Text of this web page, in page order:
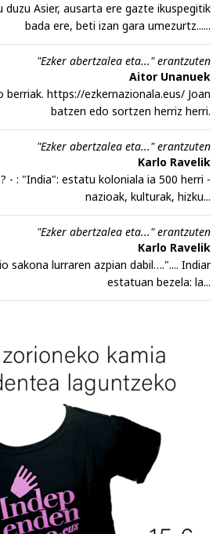
Asier, ausarta ere gazte ikuspegitik
bada ere, beti izan gara umezurtz......
"Ezker abertzalea eta..." erantzuten
Aitor Unanuek
berriak. https://ezkernazionala.eus/ Joan
batzen edo sortzen herriz herri.
"Ezker abertzalea eta..." erantzuten
Karlo Ravelik
- : "India": estatu koloniala ia 500 herri -
nazioak, kulturak, hizku...
"Ezker abertzalea eta..." erantzuten
Karlo Ravelik
sakona lurraren azpian dabil….".... Indiar
estatuan bezela: la...